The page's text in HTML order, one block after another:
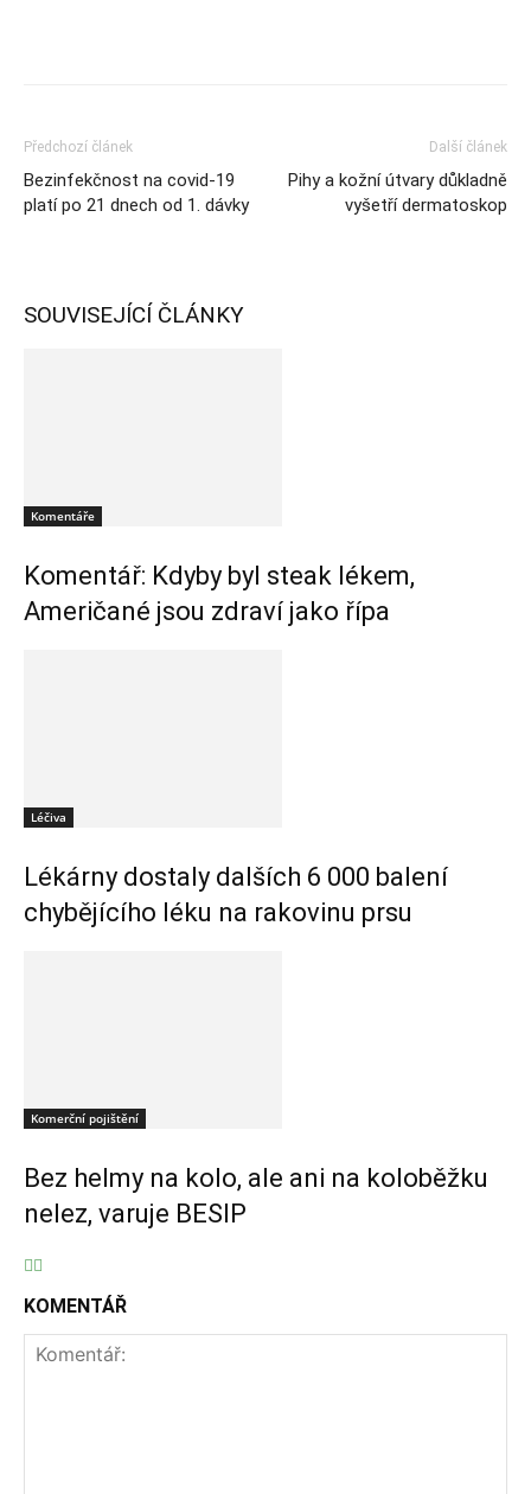
Předchozí článek
Bezinfekčnost na covid-19
platí po 21 dnech od 1. dávky
Další článek
Pihy a kožní útvary důkladně
vyšetří dermatoskop
SOUVISEJÍCÍ ČLÁNKY
Komentáře
Komentář: Kdyby byl steak lékem,
Američané jsou zdraví jako řípa
Léčiva
Lékárny dostaly dalších 6 000 balení
chybějícího léku na rakovinu prsu
Komerční pojištění
Bez helmy na kolo, ale ani na koloběžku
nelez, varuje BESIP
KOMENTÁŘ